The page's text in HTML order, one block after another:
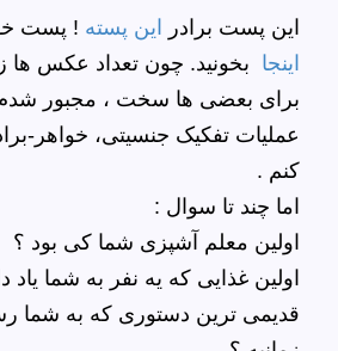
این پست برادر این پسته ! پست
اینجا بخونید. چون تعداد عکس ها
برای بعضی ها سخت ، مجبور
عملیات تفکیک جنسیتی، خواهر-
کنم .
اما چند تا سوال :
اولین معلم آشپزی شما کی بود ؟
اولین غذایی که یه نفر به شما یاد
قدیمی ترین دستوری که به شما